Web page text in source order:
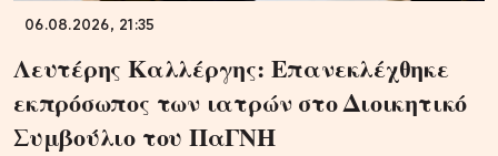
06.08.2026, 21:35
Λευτέρης Καλλέργης: Επανεκλέχθηκε
εκπρόσωπος των ιατρών στο Διοικητικό
Συμβούλιο του ΠαΓΝΗ